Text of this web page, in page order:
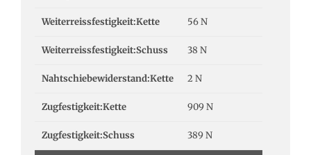
Weiterreissfestigkeit:Kette 56 N
Weiterreissfestigkeit:Schuss 38 N
Nahtschiebewiderstand:Kette 2 N
Zugfestigkeit:Kette 909 N
Zugfestigkeit:Schuss 389 N